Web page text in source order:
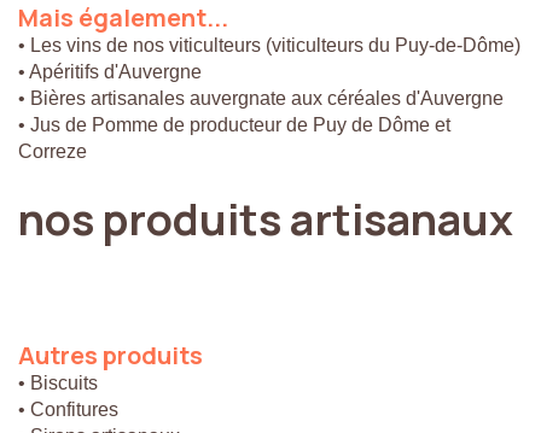
Mais également...
• Les vins de nos viticulteurs (viticulteurs du Puy-de-Dôme)
• Apéritifs d'Auvergne
• Bières artisanales auvergnate aux céréales d'Auvergne
• Jus de Pomme de producteur de Puy de Dôme et
Correze
nos produitsartisanaux
Autres produits
• Biscuits
• Confitures